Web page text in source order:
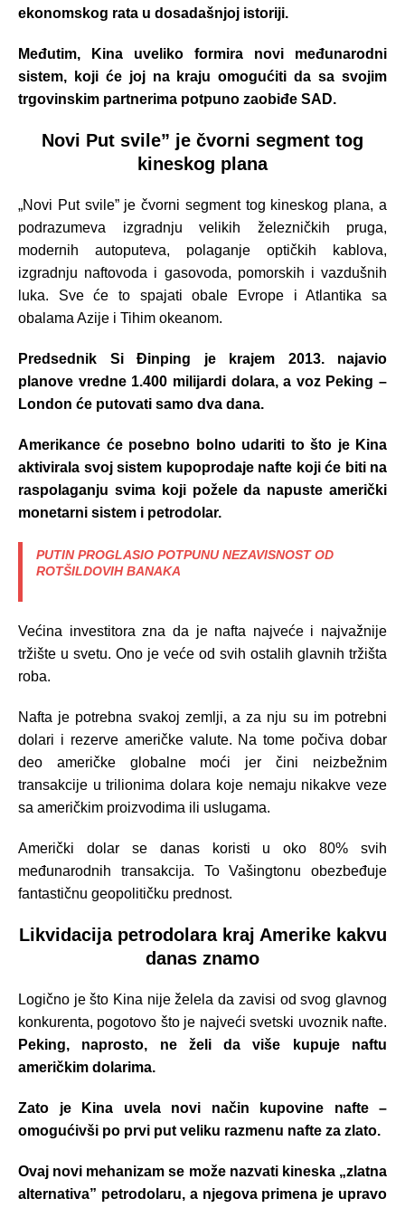
ekonomskog rata u dosadašnjoj istoriji.
Međutim, Kina uveliko formira novi međunarodni
sistem, koji će joj na kraju omogućiti da sa svojim
trgovinskim partnerima potpuno zaobiđe SAD.
Novi Put svile” je čvorni segment tog
kineskog plana
„Novi Put svile” je čvorni segment tog kineskog plana, a
podrazumeva izgradnju velikih železničkih pruga,
modernih autoputeva, polaganje optičkih kablova,
izgradnju naftovoda i gasovoda, pomorskih i vazdušnih
luka. Sve će to spajati obale Evrope i Atlantika sa
obalama Azije i Tihim okeanom.
Predsednik Si Đinping je krajem 2013. najavio
planove vredne 1.400 milijardi dolara, a voz Peking –
London će putovati samo dva dana.
Amerikance će posebno bolno udariti to što je Kina
aktivirala svoj sistem kupoprodaje nafte koji će biti na
raspolaganju svima koji požele da napuste američki
monetarni sistem i petrodolar.
PUTIN PROGLASIO POTPUNU NEZAVISNOST OD
ROTŠILDOVIH BANAKA
Većina investitora zna da je nafta najveće i najvažnije
tržište u svetu. Ono je veće od svih ostalih glavnih tržišta
roba.
Nafta je potrebna svakoj zemlji, a za nju su im potrebni
dolari i rezerve američke valute. Na tome počiva dobar
deo američke globalne moći jer čini neizbežnim
transakcije u trilionima dolara koje nemaju nikakve veze
sa američkim proizvodima ili uslugama.
Američki dolar se danas koristi u oko 80% svih
međunarodnih transakcija. To Vašingtonu obezbeđuje
fantastičnu geopolitičku prednost.
Likvidacija petrodolara kraj Amerike kakvu
danas znamo
Logično je što Kina nije želela da zavisi od svog glavnog
konkurenta, pogotovo što je najveći svetski uvoznik nafte.
Peking, naprosto, ne želi da više kupuje naftu
američkim dolarima.
Zato je Kina uvela novi način kupovine nafte –
omogućivši po prvi put veliku razmenu nafte za zlato.
Ovaj novi mehanizam se može nazvati kineska „zlatna
alternativa” petrodolaru, a njegova primena je upravo